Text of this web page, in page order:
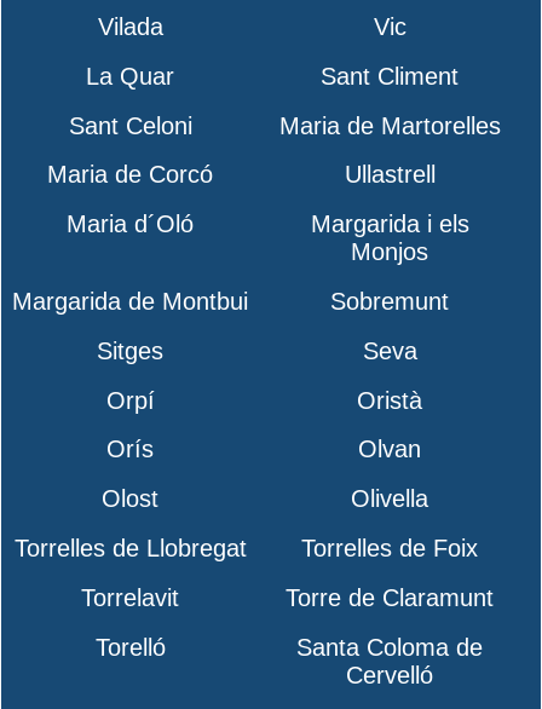
Vilada
Vic
La Quar
Sant Climent
Sant Celoni
Maria de Martorelles
Maria de Corcó
Ullastrell
Maria d´Oló
Margarida i els
Monjos
Margarida de Montbui
Sobremunt
Sitges
Seva
Orpí
Oristà
Orís
Olvan
Olost
Olivella
Torrelles de Llobregat
Torrelles de Foix
Torrelavit
Torre de Claramunt
Torelló
Santa Coloma de
Cervelló